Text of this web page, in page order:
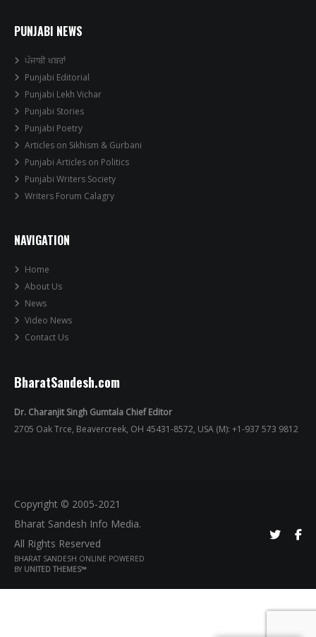
PUNJABI NEWS
ਪੰਜਾਬੀ ਖਬਰਾਂ
Punjabi Editorial
Punjabi Lekh Vichar
Punjabi Stories
Punjabi Poetry
Articles on Sikhism & Gurbani
Punjabi Articles on Politics
Punjabi Writers Society
Writers Forum Calagry
NAVIGATION
Home
About Us
News
Video News
Contact Us
BharatSandesh.com
Dr. Charanjit Singh Gumtala Chief Editor
2705 Oak Trce, Beavercreek, OH 45431-8572, USA (M): +1-937 573 9812
Copyright © 2005-2021
Bharat Sandesh Info Media.
All Rights Reserved
BHARAT SANDESH ONLINE POWERED
BY UNITED THEMES™